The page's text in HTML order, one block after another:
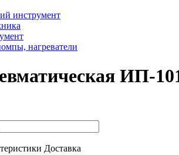
инструмент
нагреватели
ИП-
Доставка